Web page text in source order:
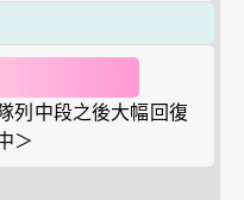
列中段之後大幅回復
＞